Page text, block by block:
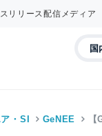
リリース配信メディア
国
・SI GeNEE